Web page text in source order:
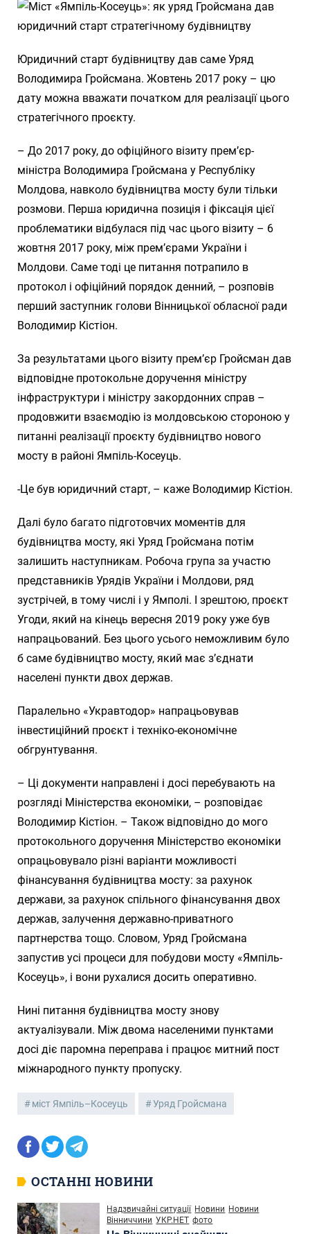
Юридичний старт будівництву дав саме Уряд
Володимира Гройсмана. Жовтень 2017 року – цю
дату можна вважати початком для реалізації цього
стратегічного проєкту.
– До 2017 року, до офіційного візиту прем’єр-
міністра Володимира Гройсмана у Республіку
Молдова, навколо будівництва мосту були тільки
розмови. Перша юридична позиція і фіксація цієї
проблематики відбулася під час цього візиту – 6
жовтня 2017 року, між прем’єрами України і
Молдови. Саме тоді це питання потрапило в
протокол і офіційний порядок денний, – розповів
перший заступник голови Вінницької обласної ради
Володимир Кістіон.
За результатами цього візиту прем’єр Гройсман дав
відповідне протокольне доручення міністру
інфраструктури і міністру закордонних справ –
продовжити взаємодію із молдовською стороною у
питанні реалізації проєкту будівництво нового
мосту в районі Ямпіль-Косеуць.
-Це був юридичний старт, – каже Володимир Кістіон.
Далі було багато підготовчих моментів для
будівництва мосту, які Уряд Гройсмана потім
залишить наступникам. Робоча група за участю
представників Урядів України і Молдови, ряд
зустрічей, в тому числі і у Ямполі. І зрештою, проєкт
Угоди, який на кінець вересня 2019 року уже був
напрацьований. Без цього усього неможливим було
б саме будівництво мосту, який має з’єднати
населені пункти двох держав.
Паралельно «Укравтодор» напрацьовував
інвестиційний проєкт і техніко-економічне
обгрунтування.
– Ці документи направлені і досі перебувають на
розгляді Міністерства економіки, – розповідає
Володимир Кістіон. – Також відповідно до мого
протокольного доручення Міністерство економіки
опрацьовувало різні варіанти можливості
фінансування будівництва мосту: за рахунок
держави, за рахунок спільного фінансування двох
держав, залучення державно-приватного
партнерства тощо. Словом, Уряд Гройсмана
запустив усі процеси для побудови мосту «Ямпіль-
Косеуць», і вони рухалися досить оперативно.
Нині питання будівництва мосту знову
актуалізували. Між двома населеними пунктами
досі діє паромна переправа і працює митний пост
міжнародного пункту пропуску.
міст Ямпіль–Косеуць Уряд Гройсмана
ОСТАННІ НОВИНИ
Надзвичайні ситуації Новини Новини
Вінниччини УКР.НЕТ фото